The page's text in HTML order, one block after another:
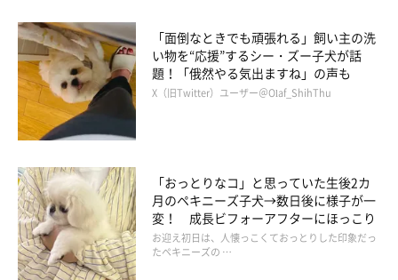
「面倒なときでも頑張れる」飼い主の洗
い物を“応援”するシー・ズー子犬が話
題！「俄然やる気出ますね」の声も
X（旧Twitter）ユーザー＠Olaf_ShihThu
「おっとりなコ」と思っていた生後2カ
月のペキニーズ子犬→数日後に様子が一
変！ 成長ビフォーアフターにほっこり
お迎え初日は、人懐っこくておっとりした印象だっ
たペキニーズの …